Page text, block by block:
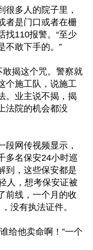
很多人的院子里，
者是门口或者在栅
找110报警。“至少
不敢下手的。”
揭这个咒。警察就
个施工队，说施工
。业主说不揭，揭
法院的机会都没
段网传视频显示，
多名保安24小时巡
到，这些保安都是
人，想考保安证被
前线，一个月的收
没有执法证件。
给他卖命啊！”一个